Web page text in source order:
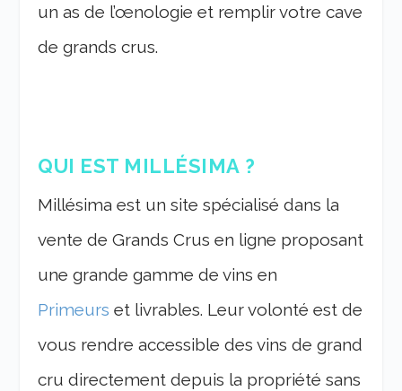
un as de l’œnologie et remplir votre cave
de grands crus.
QUI EST MILLÉSIMA ?
Millésima est un site spécialisé dans la
vente de Grands Crus en ligne proposant
une grande gamme de vins en
Primeurs et livrables. Leur volonté est de
vous rendre accessible des vins de grand
cru directement depuis la propriété sans